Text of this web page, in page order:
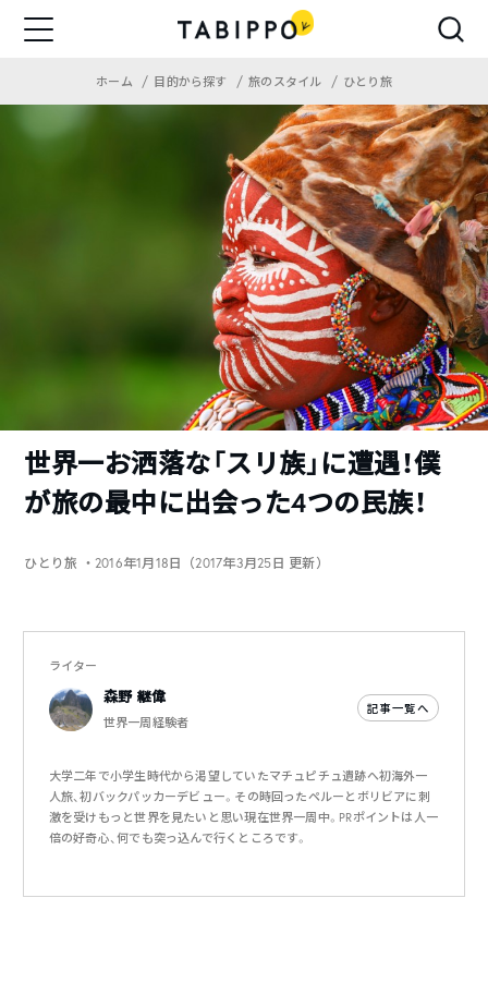
ホーム 目的から探す 旅のスタイル ひとり旅
世界一お洒落な「スリ族」に遭遇！僕
が旅の最中に出会った4つの民族！
ひとり旅 ・2016年1月18日（2017年3月25日 更新）
ライター
森野 継偉
世界一周経験者
記事一覧へ
大学二年で小学生時代から渇望していたマチュピチュ遺跡へ初海外一
人旅、初バックパッカーデビュー。その時回ったペルーとボリビアに刺
激を受けもっと世界を見たいと思い現在世界一周中。PRポイントは人一
倍の好奇心、何でも突っ込んで行くところです。